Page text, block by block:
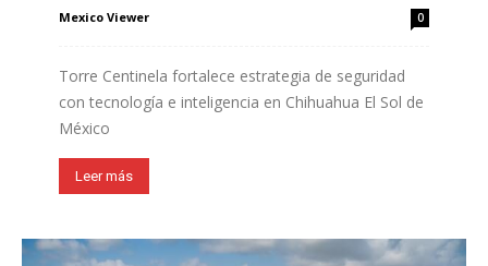
Mexico Viewer 0
Torre Centinela fortalece estrategia de seguridad
con tecnología e inteligencia en Chihuahua El Sol de
México
Leer más